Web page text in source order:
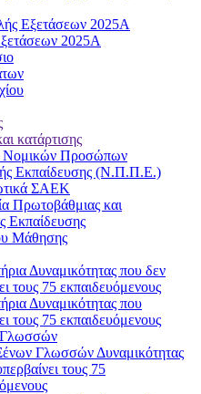
Εξετάσεων 2025A
2025Α
κατάρτισης
Νομικών Προσώπων
Εκπαίδευσης (Ν.Π.Π.Ε.)
ΣΑΕΚ
Πρωτοβάθμιας και
Εκπαίδευσης
Μάθησης
Δυναμικότητας που δεν
τους 75 εκπαιδευόμενους
Δυναμικότητας που
τους 75 εκπαιδευόμενους
Γλωσσών Δυναμικότητας
τους 75